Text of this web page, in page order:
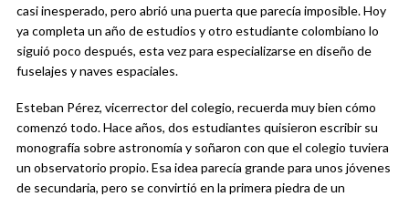
casi inesperado, pero abrió una puerta que parecía imposible. Hoy
ya completa un año de estudios y otro estudiante colombiano lo
siguió poco después, esta vez para especializarse en diseño de
fuselajes y naves espaciales.
Esteban Pérez, vicerrector del colegio, recuerda muy bien cómo
comenzó todo. Hace años, dos estudiantes quisieron escribir su
monografía sobre astronomía y soñaron con que el colegio tuviera
un observatorio propio. Esa idea parecía grande para unos jóvenes
de secundaria, pero se convirtió en la primera piedra de un